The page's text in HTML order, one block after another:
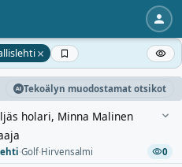
×
Tekoälyn muodostamat otsikot
holari, Minna Malinen
·Golf·Hirvensalmi 0